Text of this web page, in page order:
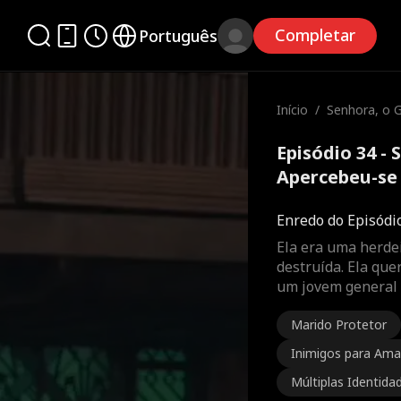
Português Completar
Início / Senhora, o
Episódio 34 -
Apercebeu-
Enredo do
Ela era uma
destruída. Ela
um jovem
Marido Protetor
Inimigos para
Múltiplas